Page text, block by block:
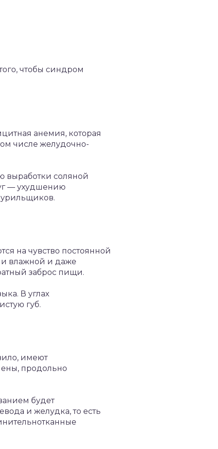
чтобы синдром
анемия, которая
числе желудочно-
выработки соляной
— ухудшению
на чувство постоянной
и влажной и даже
заброс пищи.
В углах
губ.
имеют
продольно
будет
и желудка, то есть